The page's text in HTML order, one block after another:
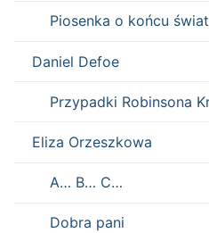
Piosenka o końcu
Daniel Defoe
Przypadki Robinsona
Eliza Orzeszkowa
A… B… C…
Dobra pani